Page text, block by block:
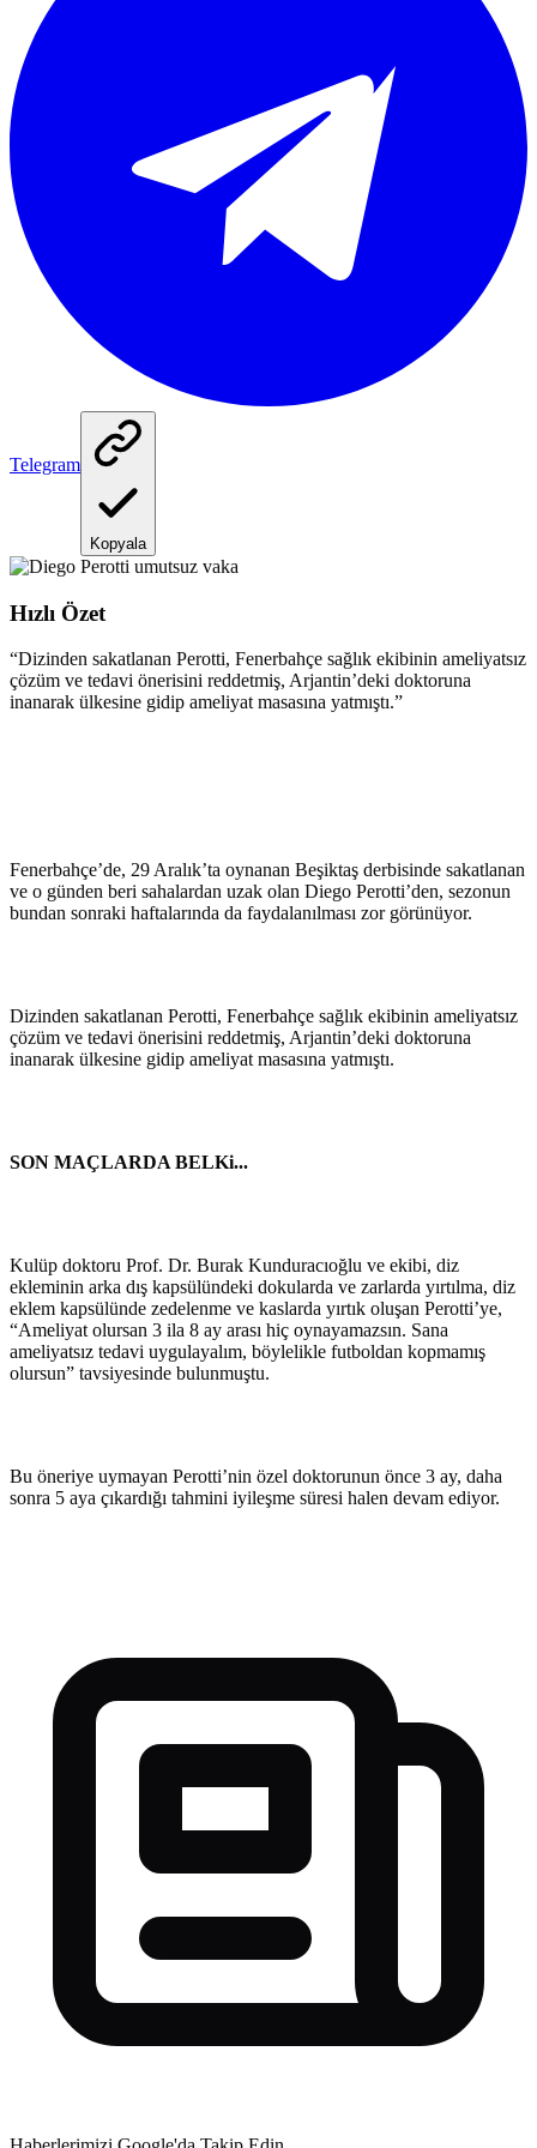
Telegram
Kopyala
Hızlı Özet
“Dizinden sakatlanan Perotti, Fenerbahçe sağlık ekibinin ameliyatsız
çözüm ve tedavi önerisini reddetmiş, Arjantin’deki doktoruna
inanarak ülkesine gidip ameliyat masasına yatmıştı.”
Fenerbahçe’de, 29 Aralık’ta oynanan Beşiktaş derbisinde sakatlanan
ve o günden beri sahalardan uzak olan Diego Perotti’den, sezonun
bundan sonraki haftalarında da faydalanılması zor görünüyor.
Dizinden sakatlanan Perotti, Fenerbahçe sağlık ekibinin ameliyatsız
çözüm ve tedavi önerisini reddetmiş, Arjantin’deki doktoruna
inanarak ülkesine gidip ameliyat masasına yatmıştı.
SON MAÇLARDA BELKi...
Kulüp doktoru Prof. Dr. Burak Kunduracıoğlu ve ekibi, diz
ekleminin arka dış kapsülündeki dokularda ve zarlarda yırtılma, diz
eklem kapsülünde zedelenme ve kaslarda yırtık oluşan Perotti’ye,
“Ameliyat olursan 3 ila 8 ay arası hiç oynayamazsın. Sana
ameliyatsız tedavi uygulayalım, böylelikle futboldan kopmamış
olursun” tavsiyesinde bulunmuştu.
Bu öneriye uymayan Perotti’nin özel doktorunun önce 3 ay, daha
sonra 5 aya çıkardığı tahmini iyileşme süresi halen devam ediyor.